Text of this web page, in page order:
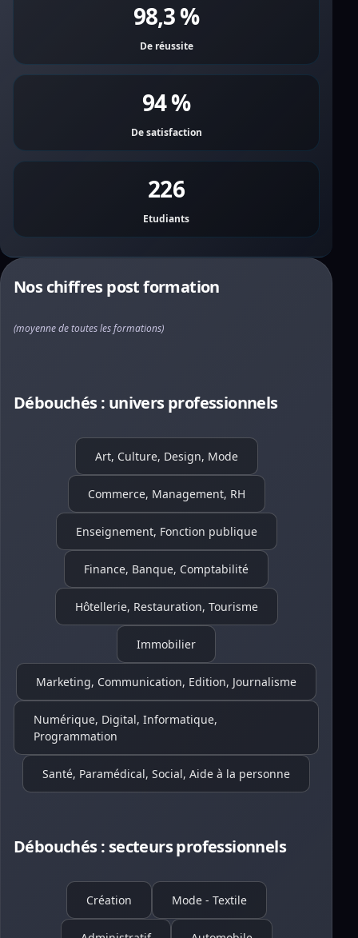
98,3 %
De réussite
94 %
De satisfaction
226
Etudiants
Nos chiffres post formation
(moyenne de toutes les formations)
Débouchés : univers professionnels
Art, Culture, Design, Mode
Commerce, Management, RH
Enseignement, Fonction publique
Finance, Banque, Comptabilité
Hôtellerie, Restauration, Tourisme
Immobilier
Marketing, Communication, Edition, Journalisme
Numérique, Digital, Informatique,
Programmation
Santé, Paramédical, Social, Aide à la personne
Débouchés : secteurs professionnels
Création Mode - Textile